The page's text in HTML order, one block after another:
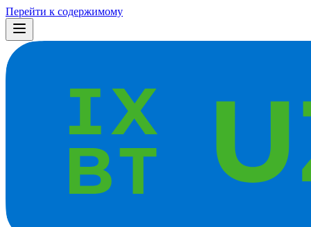
Перейти к содержимому